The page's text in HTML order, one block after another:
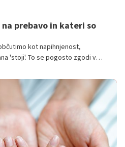
prebavo in kateri so
kot napihnjenost,
'stoji'. To se pogosto zgodi v
hrane ali več gibanja, redkeje pa
– magnezij.